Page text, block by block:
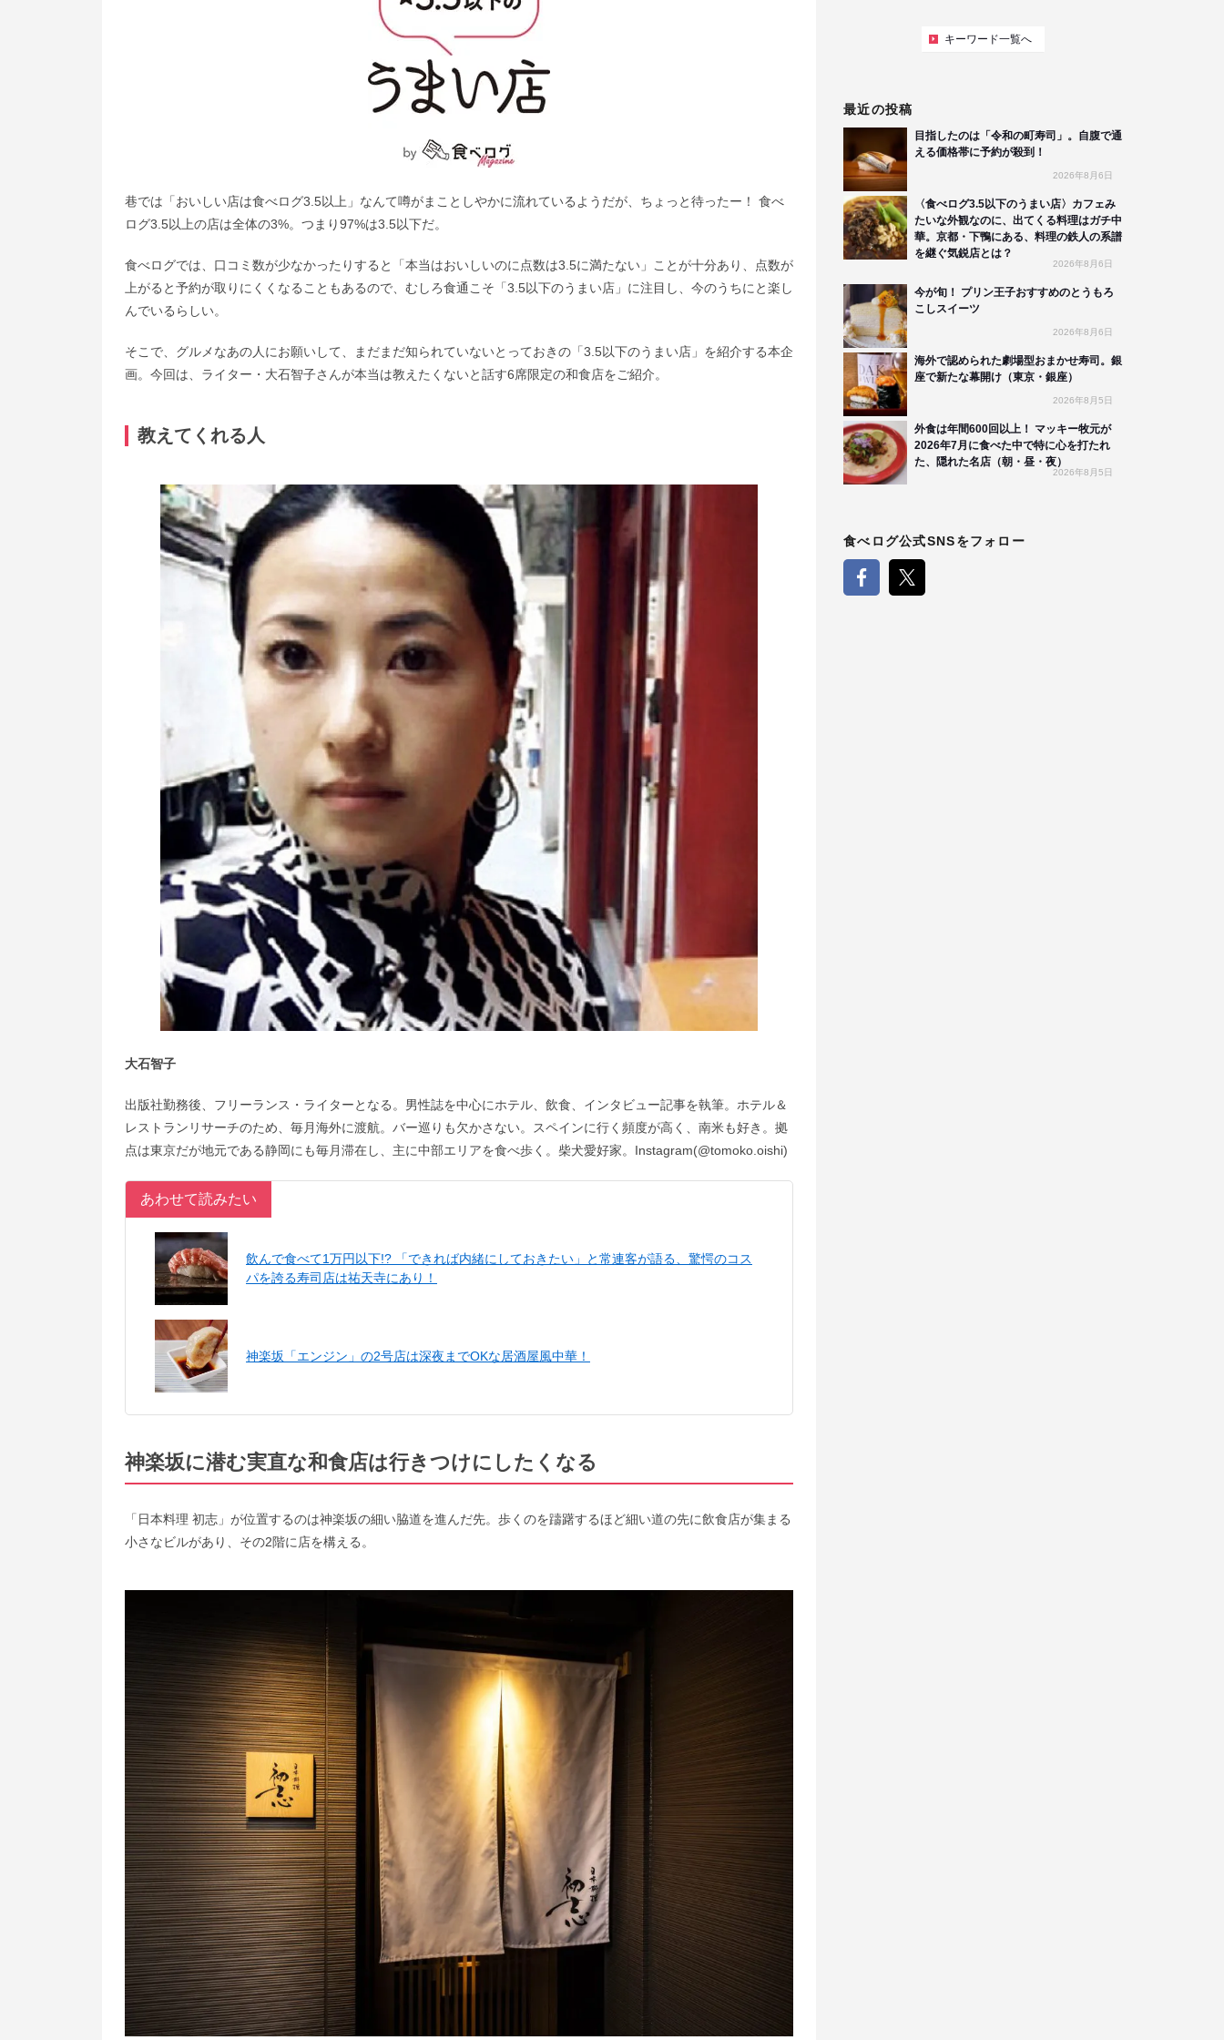
巷では「おいしい店は食べログ3.5以上」なんて噂がまことしやかに流れているようだが、ちょっと待ったー！ 食べ
ログ3.5以上の店は全体の3%。つまり97%は3.5以下だ。
食べログでは、口コミ数が少なかったりすると「本当はおいしいのに点数は3.5に満たない」ことが十分あり、点数が
上がると予約が取りにくくなることもあるので、むしろ食通こそ「3.5以下のうまい店」に注目し、今のうちにと楽し
んでいるらしい。
そこで、グルメなあの人にお願いして、まだまだ知られていないとっておきの「3.5以下のうまい店」を紹介する本企
画。今回は、ライター・大石智子さんが本当は教えたくないと話す6席限定の和食店をご紹介。
教えてくれる人
大石智子
出版社勤務後、フリーランス・ライターとなる。男性誌を中心にホテル、飲食、インタビュー記事を執筆。ホテル＆
レストランリサーチのため、毎月海外に渡航。バー巡りも欠かさない。スペインに行く頻度が高く、南米も好き。拠
点は東京だが地元である静岡にも毎月滞在し、主に中部エリアを食べ歩く。柴犬愛好家。Instagram(@tomoko.oishi)
あわせて読みたい
飲んで食べて1万円以下!? 「できれば内緒にしておきたい」と常連客が語る、驚愕のコス
パを誇る寿司店は祐天寺にあり！
神楽坂「エンジン」の2号店は深夜までOKな居酒屋風中華！
神楽坂に潜む実直な和食店は行きつけにしたくなる
「日本料理 初志」が位置するのは神楽坂の細い脇道を進んだ先。歩くのを躊躇するほど細い道の先に飲食店が集まる
小さなビルがあり、その2階に店を構える。
キーワード一覧へ
最近の投稿
目指したのは「令和の町寿司」。自腹で通
える価格帯に予約が殺到！
2026年8月6日
〈食べログ3.5以下のうまい店〉カフェみ
たいな外観なのに、出てくる料理はガチ中
華。京都・下鴨にある、料理の鉄人の系譜
を継ぐ気鋭店とは？
2026年8月6日
今が旬！ プリン王子おすすめのとうもろ
こしスイーツ
2026年8月6日
海外で認められた劇場型おまかせ寿司。銀
座で新たな幕開け（東京・銀座）
2026年8月5日
外食は年間600回以上！ マッキー牧元が
2026年7月に食べた中で特に心を打たれ
た、隠れた名店（朝・昼・夜）
2026年8月5日
食べログ公式SNSをフォロー